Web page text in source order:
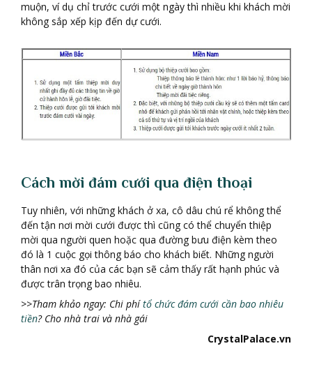
muộn, ví dụ chỉ trước cưới một ngày thì nhiều khi khách mời
không sắp xếp kịp đến dự cưới.
Cách mời đám cưới qua điện thoại
Tuy nhiên, với những khách ở xa, cô dâu chú rể không thể
đến tận nơi mời cưới được thì cũng có thể chuyển thiệp
mời qua người quen hoặc qua đường bưu điện kèm theo
đó là 1 cuộc gọi thông báo cho khách biết. Những người
thân nơi xa đó của các bạn sẽ cảm thấy rất hạnh phúc và
được trân trọng bao nhiêu.
>>Tham khảo ngay: Chi phítổ chức đám cưới cần bao nhiêu
tiền? Cho nhà trai và nhà gái
CrystalPalace.vn